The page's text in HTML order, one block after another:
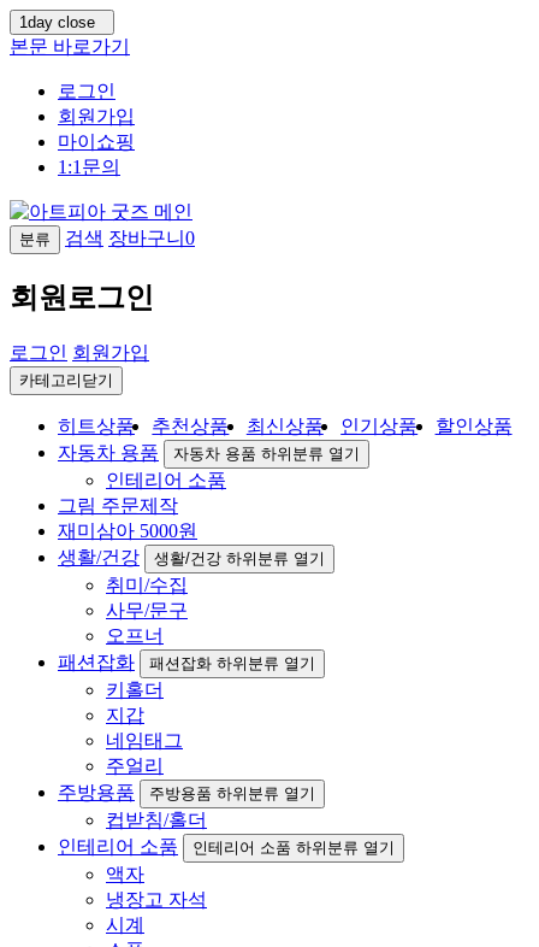
1day close
본문 바로가기
로그인
회원가입
마이쇼핑
1:1문의
분류 검색 장바구니 0
회원로그인
로그인 회원가입
카테고리닫기
히트상품 추천상품 최신상품 인기상품
할인상품
자동차 용품
자동차 용품 하위분류 열기
인테리어 소품
그림 주문제작
재미삼아 5000원
생활/건강
생활/건강 하위분류 열기
취미/수집
사무/문구
오프너
패션잡화
패션잡화 하위분류 열기
키홀더
지갑
네임태그
주얼리
주방용품
주방용품 하위분류 열기
컵받침/홀더
인테리어 소품
인테리어 소품 하위분류 열기
액자
냉장고 자석
시계